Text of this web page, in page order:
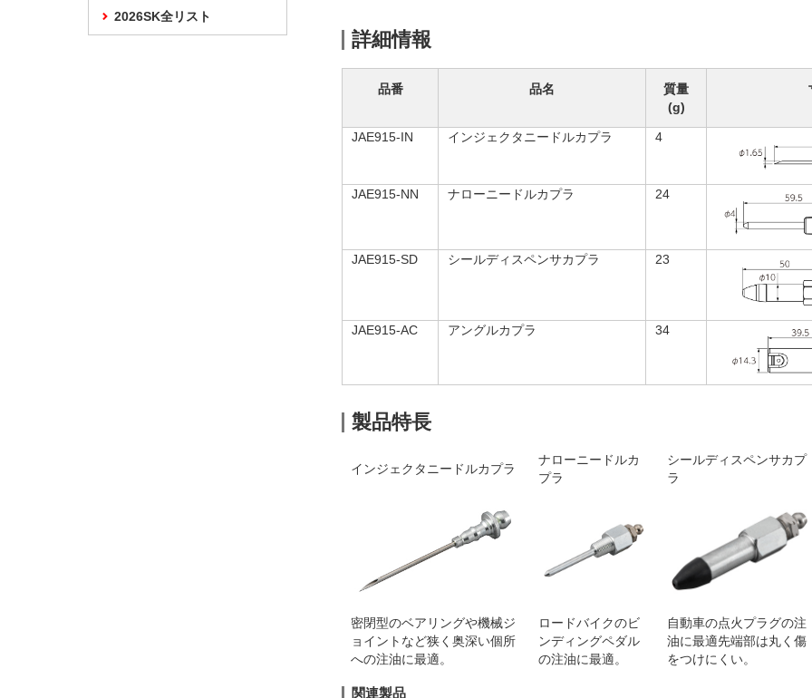
詳細情報
品番 品名
質量
(g)
JAE915-IN インジェクタニードルカプラ 4
JAE915-NN ナローニードルカプラ 24
JAE915-SD シールディスペンサカプラ 23
JAE915-AC アングルカプラ 34
製品特長
インジェクタニードルカプラ
ナローニードルカ
プラ
シールディスペンサカプ
ラ
密閉型のベアリングや機械ジ
ョイントなど狭く奥深い個所
への注油に最適。
ロードバイクのビ
ンディングペダル
の注油に最適。
自動車の点火プラグの注
油に最適先端部は丸く傷
をつけにくい。
関連製品
2026SK全リスト